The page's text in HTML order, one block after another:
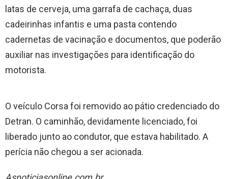
latas de cerveja, uma garrafa de cachaça, duas
cadeirinhas infantis e uma pasta contendo
cadernetas de vacinação e documentos, que poderão
auxiliar nas investigações para identificação do
motorista.
O veículo Corsa foi removido ao pátio credenciado do
Detran. O caminhão, devidamente licenciado, foi
liberado junto ao condutor, que estava habilitado. A
perícia não chegou a ser acionada.